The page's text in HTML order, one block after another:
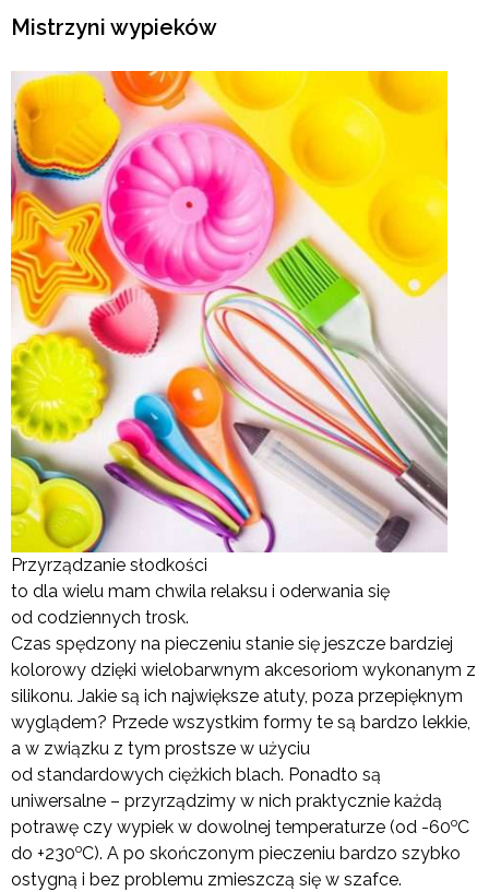
Mistrzyni wypieków
Przyrządzanie słodkości
to dla wielu mam chwila relaksu i oderwania się
od codziennych trosk.
Czas spędzony na pieczeniu stanie się jeszcze bardziej
kolorowy dzięki wielobarwnym akcesoriom wykonanym z
silikonu. Jakie są ich największe atuty, poza przepięknym
wyglądem? Przede wszystkim formy te są bardzo lekkie,
a w związku z tym prostsze w użyciu
od standardowych ciężkich blach. Ponadto są
uniwersalne – przyrządzimy w nich praktycznie każdą
potrawę czy wypiek w dowolnej temperaturze (od -60oC
do +230oC). A po skończonym pieczeniu bardzo szybko
ostygną i bez problemu zmieszczą się w szafce.